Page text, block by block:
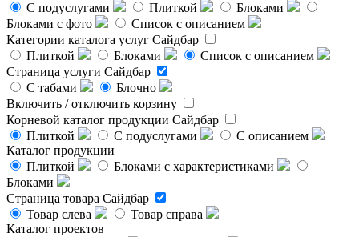
С подуслугами
Плиткой
Блоками
Блоками с фото
Список с описанием
Категории каталога услуг Сайдбар
Плиткой
Блоками
Список с описанием
Страница услуги Сайдбар
С табами
Блочно
Включить / отключить корзину
Корневой каталог продукции Сайдбар
Плиткой
С подуслугами
С описанием
Каталог продукции
Плиткой
Блоками с характеристиками
Блоками
Страница товара Сайдбар
Товар слева
Товар справа
Каталог проектов